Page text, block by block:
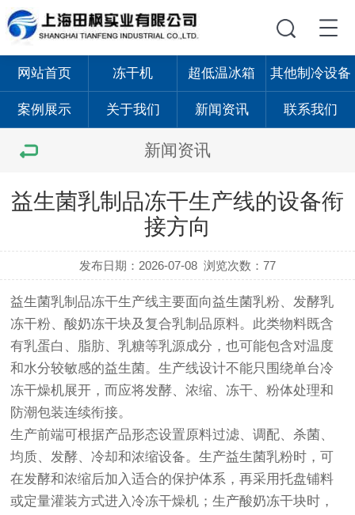
网站首页 冻干机 超低温冰箱 其他制冷设备
案例展示 关于我们 新闻资讯 联系我们
新闻资讯
益生菌乳制品冻干生产线的设备衔
接方向
发布日期：2026-07-08 浏览次数：77
益生菌乳制品冻干生产线主要面向益生菌乳粉、发酵乳
冻干粉、酸奶冻干块及复合乳制品原料。此类物料既含
有乳蛋白、脂肪、乳糖等乳源成分，也可能包含对温度
和水分较敏感的益生菌。生产线设计不能只围绕单台冷
冻干燥机展开，而应将发酵、浓缩、冻干、粉体处理和
防潮包装连续衔接。
生产前端可根据产品形态设置原料过滤、调配、杀菌、
均质、发酵、冷却和浓缩设备。生产益生菌乳粉时，可
在发酵和浓缩后加入适合的保护体系，再采用托盘铺料
或定量灌装方式进入冷冻干燥机；生产酸奶冻干块时，